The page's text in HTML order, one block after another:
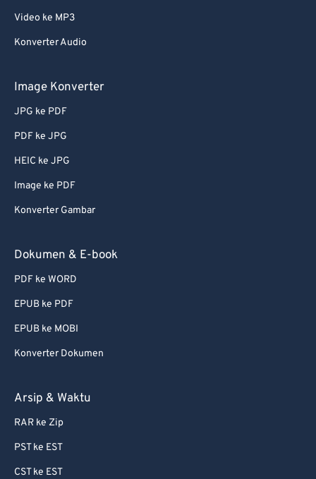
Video ke MP3
Konverter Audio
Image Konverter
JPG ke PDF
PDF ke JPG
HEIC ke JPG
Image ke PDF
Konverter Gambar
Dokumen & E-book
PDF ke WORD
EPUB ke PDF
EPUB ke MOBI
Konverter Dokumen
Arsip & Waktu
RAR ke Zip
PST ke EST
CST ke EST